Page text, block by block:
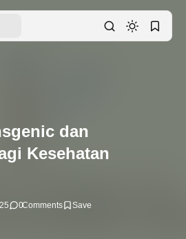
dan
Kesehatan
0Comments